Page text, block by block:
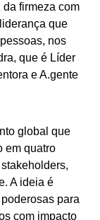
da firmeza com
que
nos
que é Líder
e A.gente
global que
em quatro
A ideia é
para
com impacto